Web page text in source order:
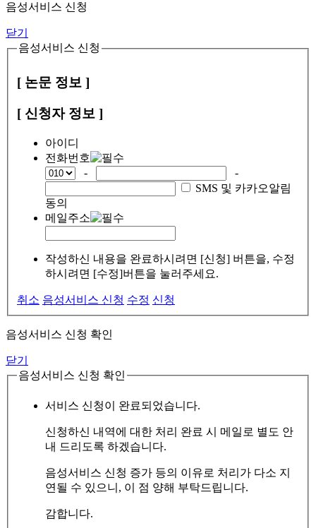
음성서비스 신청
닫기
음성서비스 신청
[ 논문 정보 ]
[ 신청자 정보 ]
아이디
전화번호
-
-
SMS 및 카카오알림
동의
메일주소
작성하신 내용을 완료하시려면 [신청] 버튼을, 수정
하시려면 [수정]버튼을 눌러주세요.
취소 음성서비스 신청 수정 신청
음성서비스 신청 확인
닫기
음성서비스 신청 확인
서비스 신청이 완료되었습니다.
신청하신 내역에 대한 처리 완료 시 메일로 별도 안
내 드리도록 하겠습니다.
음성서비스 신청 증가 등의 이유로 처리가 다소 지
연될 수 있으니, 이 점 양해 부탁드립니다.
감합니다.